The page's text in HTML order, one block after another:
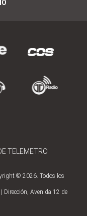
TELEMETRO
© 2026. Todos los
Dirección, Avenida 12 de